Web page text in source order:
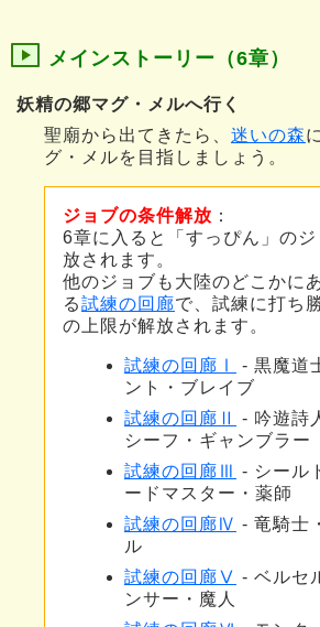
メインストーリー（6章）
妖精の郷マグ・メルへ行く
聖廟から出てきたら、 迷いの森
グ・メルを目指しましょう。
ジョブの条件解放 ：
6章に入ると「すっぴん」の
放されます。
他のジョブも大陸のどこかに
る試練の回廊で、試練に打ち
の上限が解放されます。
試練の回廊Ⅰ
- 黒魔道
ント・ブレイブ
試練の回廊Ⅱ
- 吟遊詩
シーフ・ギャンブラー
試練の回廊Ⅲ - シール
ードマスター・薬師
試練の回廊Ⅳ - 竜騎士
ル
試練の回廊Ⅴ - ベルセ
ンサー・魔人